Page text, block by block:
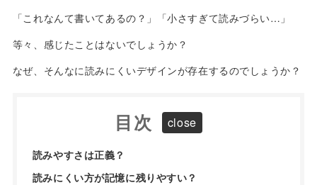
「これなんて書いてあるの？」「小さすぎて読みづらい…」
等々、感じたことはないでしょうか？
なぜ、そんなに読みにくいデザインが存在するのでしょうか？
目次
読みやすさは正義？
読みにくい方が記憶に残りやすい？